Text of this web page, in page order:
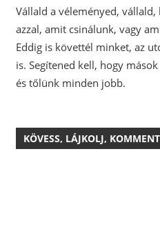
Vállald a véleményed, vállald,
azzal, amit csinálunk, vagy
Eddig is követtél minket, az
is. Segítened kell, hogy
és tőlünk minden jobb.
KÖVESS, LÁJKOLJ,